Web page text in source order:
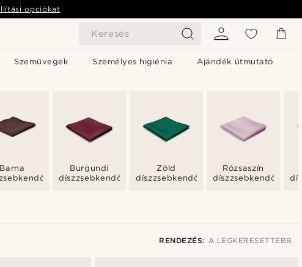
Keresés
Szemüvegek Személyes higiénia Ajándék útmutató
opciókat
Barna
Burgundi
díszzsebkendők
Zöld
díszzsebkendők
Rózsaszín
díszzsebkendők
RENDEZÉS: A LEGKERESETTEBB